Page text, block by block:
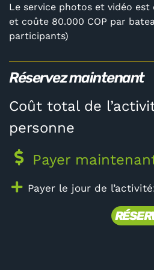
Le service photos et vidéo
et coûte 80.000 COP par
participants)
Réservez maintenant
Coût total de
personne
Payer
Payer le jour de